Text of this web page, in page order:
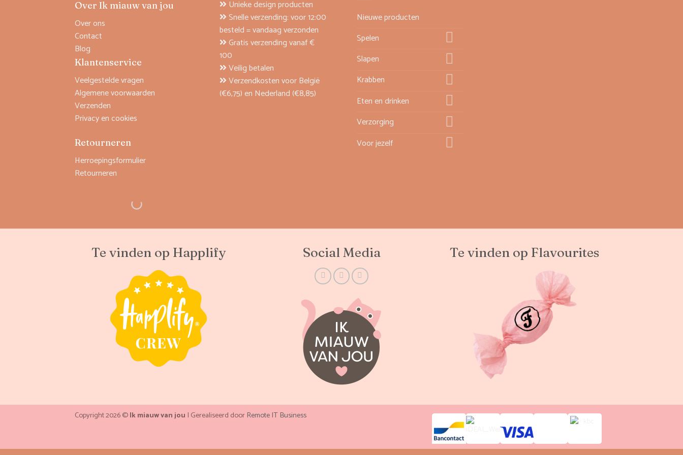
Over Ik miauw van jou
Over ons
Contact
Blog
Klantenservice
Veelgestelde vragen
Algemene voorwaarden
Verzenden
Privacy en cookies
Retourneren
Herroepingsformulier
Retourneren
Unieke design producten
Snelle verzending: voor 12:00
besteld = vandaag verzonden
Gratis verzending vanaf €
100
Veilig betalen
Verzendkosten voor België
(€6,75) en Nederland (€8,85)
Nieuwe producten
Spelen
Slapen
Krabben
Eten en drinken
Verzorging
Voor jezelf
Te vinden op Happlify Social Media Te vinden op Flavourites
Copyright 2026 ©Ik miauw van jou | Gerealiseerd doorRemote IT Business